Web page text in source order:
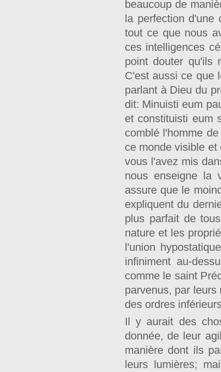
beaucoup de
la perfection d'une
tout ce que nous
ces intelligences
point douter qu'ils
C'est aussi ce que
parlant à Dieu du
dit: Minuisti eum
et constituisti eum
comblé l'homme
ce monde visible
vous l'avez mis
nous enseigne la
assure que le
expliquent du
plus parfait de
nature et les
l'union
infiniment au-
comme le saint
parvenus, par
des ordres
Il y aurait des
donnée, de leur
manière dont ils
leurs lumières;